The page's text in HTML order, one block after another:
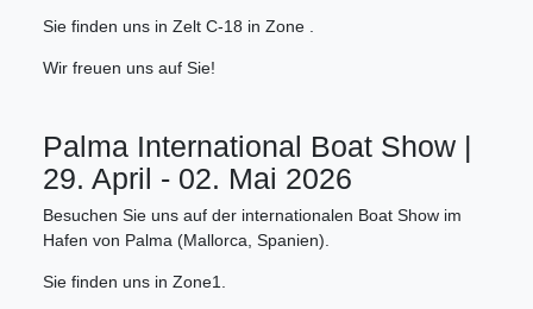
Sie finden uns in Zelt C-18 in Zone .
Wir freuen uns auf Sie!
Palma International Boat Show |
29. April - 02. Mai 2026
Besuchen Sie uns auf der internationalen Boat Show im
Hafen von Palma (Mallorca, Spanien).
Sie finden uns in Zone1.